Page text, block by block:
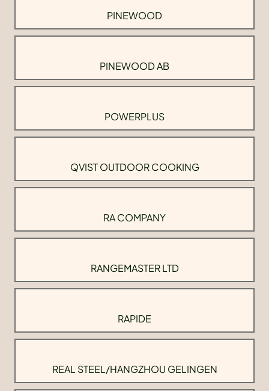
PINEWOOD
PINEWOOD AB
POWERPLUS
QVIST OUTDOOR COOKING
RA COMPANY
RANGEMASTER LTD
RAPIDE
REAL STEEL/HANGZHOU GELINGEN